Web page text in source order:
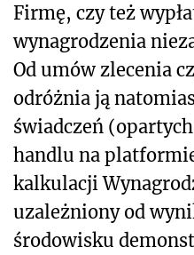
Firmę, czy też
wynagrodzenia
Od umów zlecenia
odróżnia ją
świadczeń
handlu na
kalkulacji
uzależniony od
środowisku